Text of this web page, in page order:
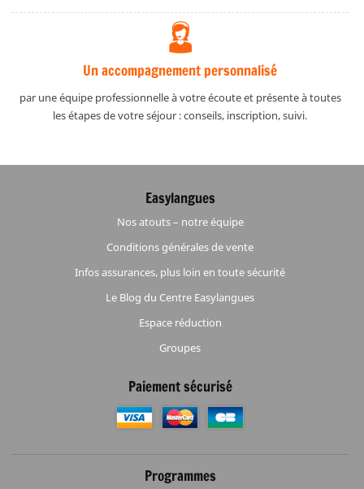
Un accompagnement personnalisé
par une équipe professionnelle à votre écoute et présente à toutes
les étapes de votre séjour : conseils, inscription, suivi.
Easylangues
Nos atouts – notre équipe
Conditions générales de vente
Infos assurances, plus loin en toute sécurité
Le Blog du Centre Easylangues
Espace réduction
Groupes
Paiement sécurisé
Programmes